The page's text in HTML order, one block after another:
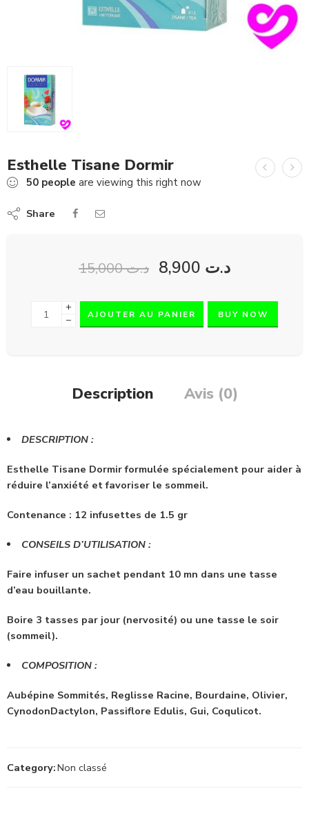
Esthelle Tisane Dormir
50 people are viewing this right now
Share
د.ت15,000 د.ت
+
−
AJOUTER AU PANIER BUY NOW
Description Avis (0)
DESCRIPTION :
Esthelle Tisane Dormir formulée spécialement pour aider à
réduire l’anxiété et favoriser le sommeil.
Contenance : 12 infusettes de 1.5 gr
CONSEILS D’UTILISATION :
Faire infuser un sachet pendant 10 mn dans une tasse
d’eau bouillante.
Boire 3 tasses par jour (nervosité) ou une tasse le soir
(sommeil).
COMPOSITION :
Aubépine Sommités, Reglisse Racine, Bourdaine, Olivier,
CynodonDactylon, Passiflore Edulis, Gui, Coqulicot.
Category:Non classé